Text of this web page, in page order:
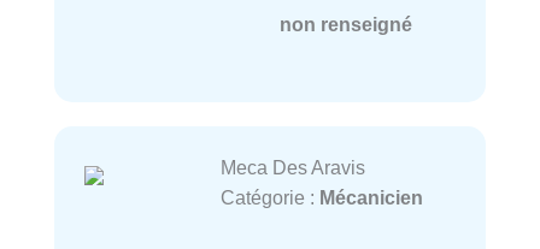
non renseigné
Meca Des Aravis
Catégorie : Mécanicien